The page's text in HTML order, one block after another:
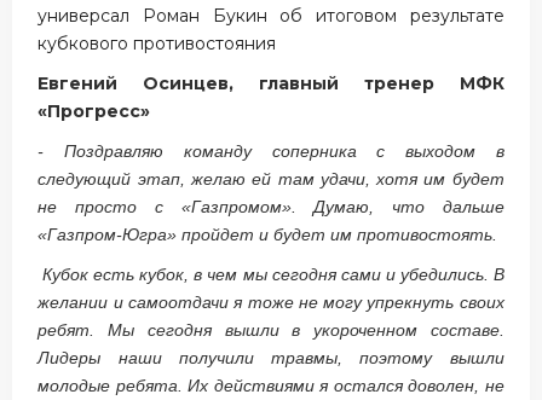
универсал Роман Букин об итоговом результате
кубкового противостояния
Евгений Осинцев, главный тренер МФК
«Прогресс»
- Поздравляю команду соперника с выходом в
следующий этап, желаю ей там удачи, хотя им будет
не просто с «Газпромом». Думаю, что дальше
«Газпром-Югра» пройдет и будет им противостоять.
Кубок есть кубок, в чем мы сегодня сами и убедились. В
желании и самоотдачи я тоже не могу упрекнуть своих
ребят. Мы сегодня вышли в укороченном составе.
Лидеры наши получили травмы, поэтому вышли
молодые ребята. Их действиями я остался доволен, не